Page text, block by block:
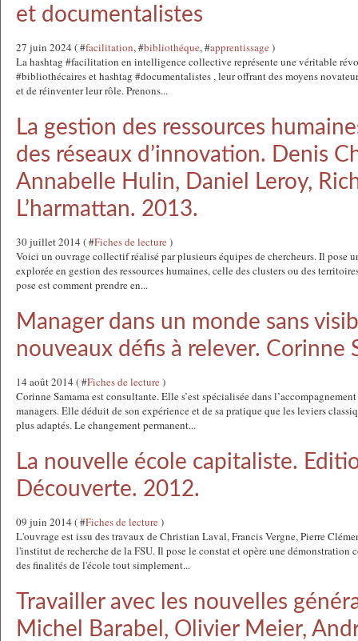
et documentalistes
27 juin 2024 ( #facilitation, #bibliothéque, #apprentissage)
La hashtag #facilitation en intelligence collective représente une véritable
#bibliothécaires et hashtag #documentalistes , leur offrant des moyens
et de réinventer leur rôle. Prenons...
La gestion des ressources
des réseaux d’innovation. Denis
Annabelle Hulin, Daniel Leroy,
L’harmattan. 2013.
30 juillet 2014 ( #Fiches de lecture)
Voici un ouvrage collectif réalisé par plusieurs équipes de chercheurs. Il pose
explorée en gestion des ressources humaines, celle des clusters ou des
pose est comment prendre en...
Manager dans un monde sans
nouveaux défis à relever. Corinne
14 août 2014 ( #Fiches de lecture)
Corinne Samama est consultante. Elle s’est spécialisée dans
managers. Elle déduit de son expérience et de sa pratique que les leviers
plus adaptés. Le changement permanent...
La nouvelle école capitaliste.
Découverte. 2012.
09 juin 2014 ( #Fiches de lecture)
L'ouvrage est issu des travaux de Christian Laval, Francis Vergne, Pierre
l'institut de recherche de la FSU. Il pose le constat et opère une
des finalités de l'école tout simplement...
Travailler avec les nouvelles
Michel Barabel, Olivier Meier,